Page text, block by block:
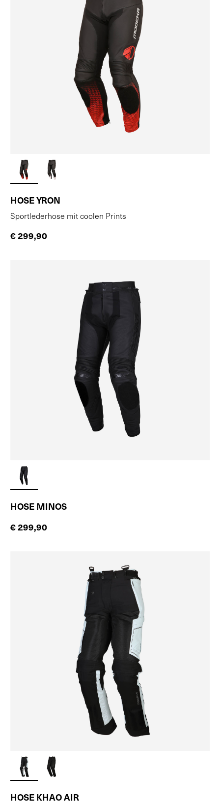
HOSE YRON
Sportlederhose mit coolen Prints
€ 299,90
HOSE MINOS
€ 299,90
HOSE KHAO AIR